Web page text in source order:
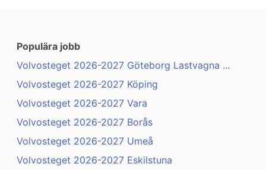
Populära jobb
Volvosteget 2026-2027 Göteborg Lastvagna ...
Volvosteget 2026-2027 Köping
Volvosteget 2026-2027 Vara
Volvosteget 2026-2027 Borås
Volvosteget 2026-2027 Umeå
Volvosteget 2026-2027 Eskilstuna